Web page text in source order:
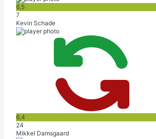
6,5
7
Kevin Schade
6,4
24
Mikkel Damsgaard